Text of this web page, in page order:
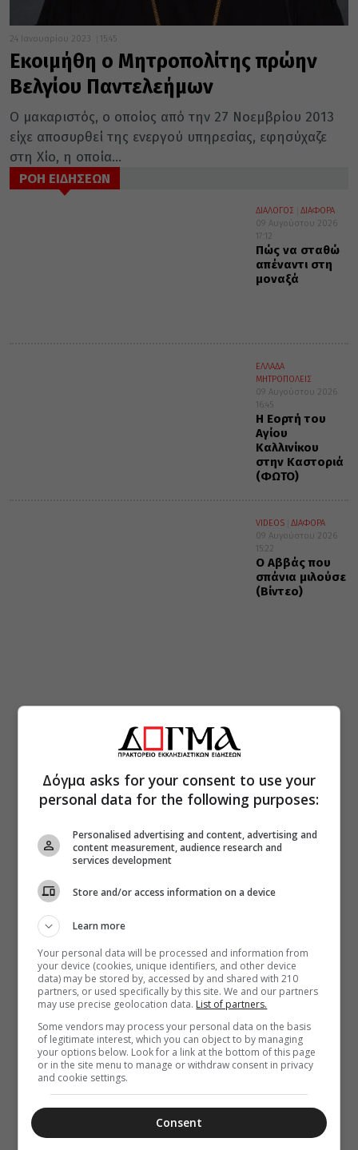
24 Ιανουαρίου 2023 15:45
Εκοιμήθη ο Μητροπολίτης πρώην
Βελγίου Παντελεήμων
Ο μακαριστός, ο οποίος από την 27 Νοεμβρίου 2013
είχε αποσυρθεί της ενεργού υπηρεσίας, εφησύχαζε
στη Χίο, η οποία...
ΡΟΗ ΕΙΔΗΣΕΩΝ
ΔΙΑΛΟΓΟΣ
ΔΙΑΦΟΡΑ
09 Αυγούστου 2026
17:12
Πώς να σταθώ
απέναντι στη
μοναξά
ΕΛΛΑΔΑ
ΜΗΤΡΟΠΟΛΕΙΣ
09 Αυγούστου 2026
16:45
Η Εορτή του
Αγίου
Καλλινίκου
στην Καστοριά
(ΦΩΤΟ)
VIDEOS
ΔΙΑΦΟΡΑ
09 Αυγούστου 2026
15:22
Ο Αββάς που
σπάνια μιλούσε
(Βίντεο)
Δόγμα asks for your consent to use your
personal data for the following purposes:
Personalised advertising and content, advertising and
content measurement, audience research and
services development
Store and/or access information on a device
Learn more
Your personal data will be processed and information from
your device (cookies, unique identifiers, and other device
data) may be stored by, accessed by and shared with 210
partners, or used specifically by this site. We and our partners
may use precise geolocation data. List of partners.
Some vendors may process your personal data on the basis
of legitimate interest, which you can object to by managing
your options below. Look for a link at the bottom of this page
or in the site menu to manage or withdraw consent in privacy
and cookie settings.
Consent